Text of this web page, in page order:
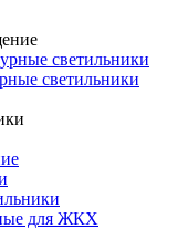
светильники
светильники
для ЖКХ